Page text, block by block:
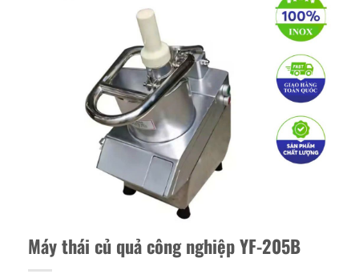
Máy thái củ quả công nghiệp YF-205B